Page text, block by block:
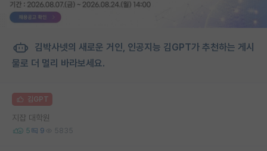
김박사넷의 새로운 거인, 인공지능 김GPT가 추천하는 게시
물로 더 멀리 바라보세요.
김GPT
지잡 대학원
5 9 5835